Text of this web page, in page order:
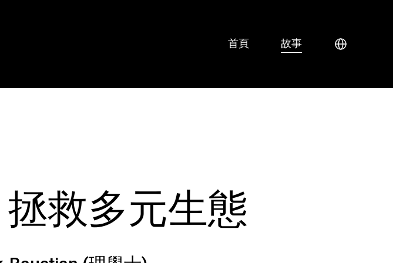
首頁 故事
救多元生態